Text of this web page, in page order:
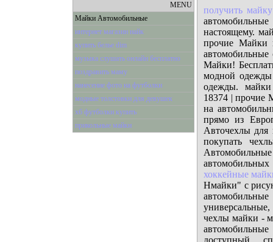
MENU
Майки Автомобильные
интернет магазин найк
купить белье dim
музыка слушать онлайн бесплатно
поздравить маму
нанесение фото на футболки
модные толстовки для девушек
хб футболки купить
прикольные майки
получить майку
настоящему.
прочие Майки
Майки!
модной одежды
одежды.
18374 | прочие
на
прямо из
Авточехлы
покупать
автомобильных
хоккейные
Hмайки" с
чехлы майки -
доступный